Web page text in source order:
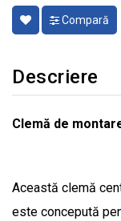
Compară
Descriere
Clemă de
Această clemă
este concepută